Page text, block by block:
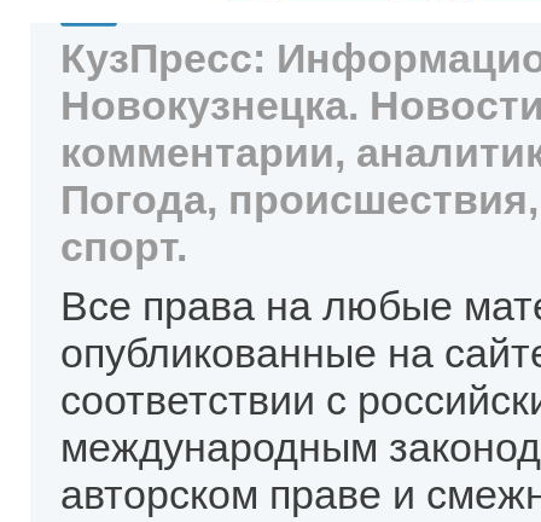
КузПресс:
Новокузнецка.
комментарии,
Погода,
спорт.
Все права на любые
опубликованные на
соответствии с
международным
авторском праве и